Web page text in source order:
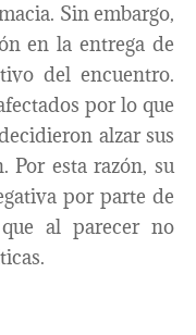
Sin embargo,
en la entrega de
del encuentro.
por lo que
alzar sus
Por esta razón, su
por parte de
al parecer no